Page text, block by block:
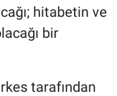
hitabetin ve
bir
tarafından